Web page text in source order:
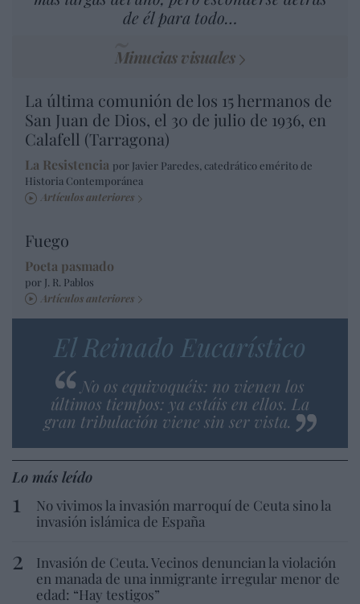
de él para todo…
Minucias visuales
La última comunión de los 15 hermanos de
San Juan de Dios, el 30 de julio de 1936, en
Calafell (Tarragona)
La Resistencia por Javier Paredes, catedrático emérito de
Historia Contemporánea
Artículos anteriores
Fuego
Poeta pasmado
por J. R. Pablos
Artículos anteriores
El Reinado Eucarístico
No os equivoquéis: no vienen los
últimos tiempos: ya estáis en ellos. La
gran tribulación viene sin ser vista.
Lo más leído
No vivimos la invasión marroquí de Ceuta sino la
invasión islámica de España
Invasión de Ceuta. Vecinos denuncian la violación
en manada de una inmigrante irregular menor de
edad: “Hay testigos”